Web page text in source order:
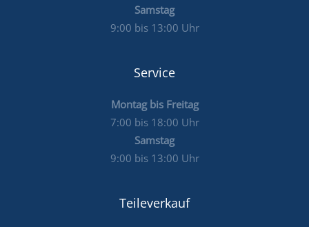
Samstag
9:00 bis 13:00 Uhr
Service
Montag bis Freitag
7:00 bis 18:00 Uhr
Samstag
9:00 bis 13:00 Uhr
Teileverkauf